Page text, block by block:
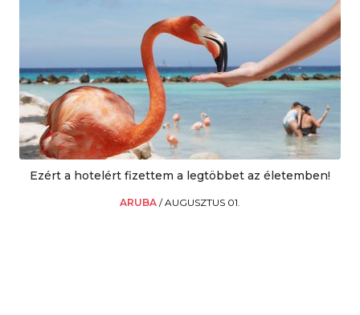
Ezért a hotelért fizettem a legtöbbet az életemben!
ARUBA /AUGUSZTUS 01.